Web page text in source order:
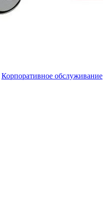
Корпоративное обслуживание